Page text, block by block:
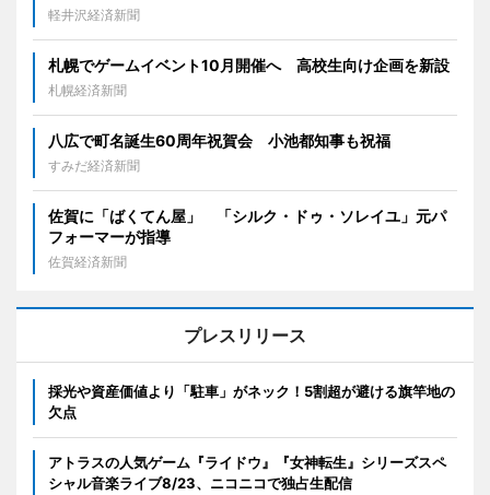
軽井沢経済新聞
札幌でゲームイベント10月開催へ 高校生向け企画を新設
札幌経済新聞
八広で町名誕生60周年祝賀会 小池都知事も祝福
すみだ経済新聞
佐賀に「ばくてん屋」 「シルク・ドゥ・ソレイユ」元パ
フォーマーが指導
佐賀経済新聞
プレスリリース
採光や資産価値より「駐車」がネック！5割超が避ける旗竿地の
欠点
アトラスの人気ゲーム『ライドウ』『女神転生』シリーズスペ
シャル音楽ライブ8/23、ニコニコで独占生配信